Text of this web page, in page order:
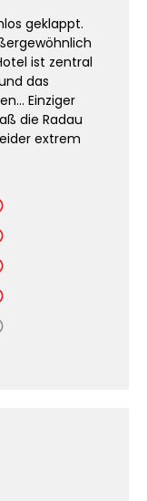
geklappt.
ist zentral
das
Einziger
die Radau
extrem